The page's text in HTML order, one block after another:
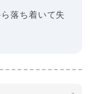
落ち着いて失